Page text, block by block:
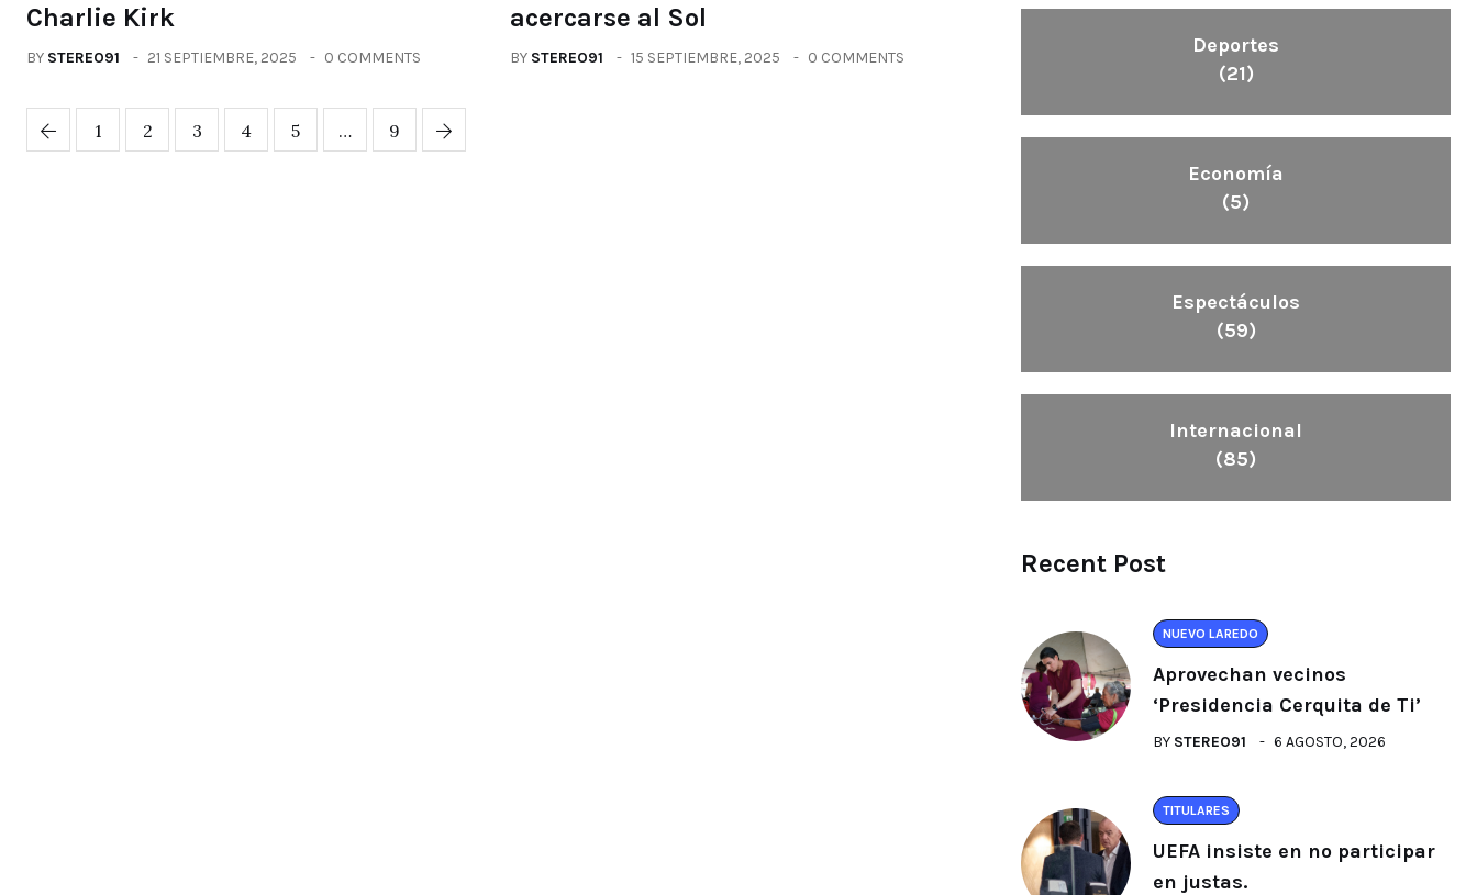
Charlie Kirk
BY STEREO91 21 SEPTIEMBRE, 2025 0 COMMENTS
acercarse al Sol
BY STEREO91 15 SEPTIEMBRE, 2025 0 COMMENTS
1 2 3 4 5 … 9
Deportes
(21)
Economía
(5)
Espectáculos
(59)
Internacional
(85)
Recent Post
NUEVO LAREDO
Aprovechan vecinos
‘Presidencia Cerquita de Ti’
BY STEREO91 6 AGOSTO, 2026
TITULARES
UEFA insiste en no participar
en justas.